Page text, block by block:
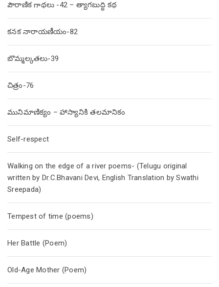
పౌరాణిక గాథలు -42 – త్యాగబుద్ధి కథ
కనక నారాయణీయం-82
బొమ్మల్కతలు-39
చిత్రం-76
మునిమాణిక్యం – హాస్యానికి తలమానికం
Self-respect
Walking on the edge of a river poems- (Telugu original
written by Dr.C.Bhavani Devi, English Translation by Swathi
Sreepada)
Tempest of time (poems)
Her Battle (Poem)
Old-Age Mother (Poem)